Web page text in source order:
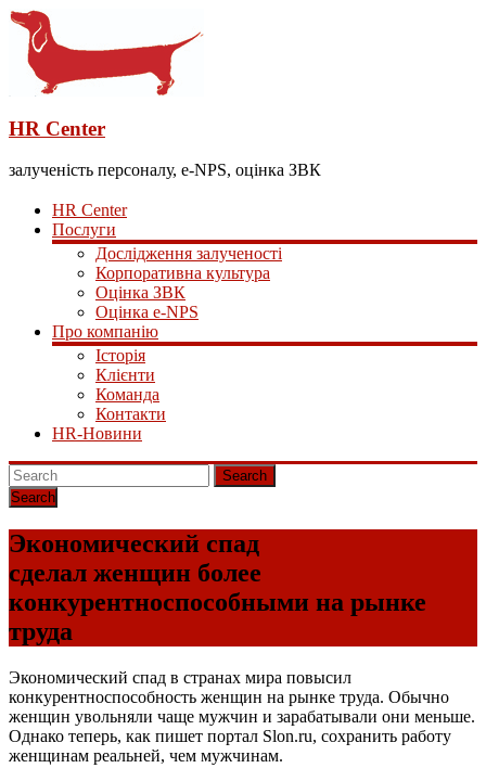
HR Center
залученість персоналу, e-NPS, оцінка ЗВК
HR Center
Послуги
Дослідження залученості
Корпоративна культура
Оцінка ЗВК
Оцінка e-NPS
Про компанію
Історія
Клієнти
Команда
Контакти
HR-Новини
Search
Экономический спад
сделал женщин более
конкурентноспособными на рынке
труда
Экономический спад в странах мира повысил
конкурентноспособность женщин на рынке труда. Обычно
женщин увольняли чаще мужчин и зарабатывали они меньше.
Однако теперь, как пишет портал Slon.ru, сохранить работу
женщинам реальней, чем мужчинам.